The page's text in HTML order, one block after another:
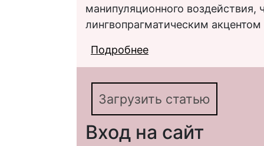
манипуляционного воздействия,
лингвопрагматическим
Подробнее
Загрузить статью
Вход на сайт